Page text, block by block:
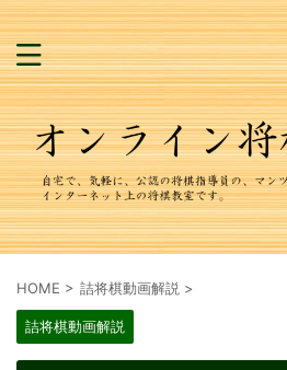
HOME > 詰将棋動画解説 >
詰将棋動画解説